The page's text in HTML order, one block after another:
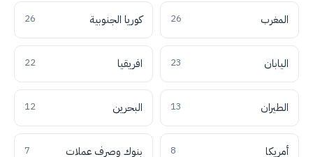
المغرب 26 كوريا الجنوبية 26
اليابان 23 افريقيا 22
الطيران 13 البحرين 12
أمريكا 8 بنوك وصرف عملات 7